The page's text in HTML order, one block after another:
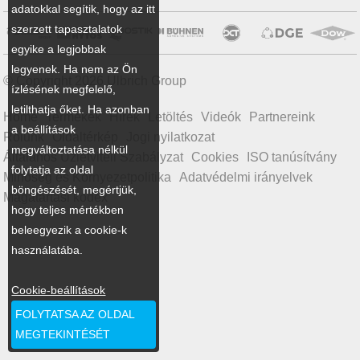
© Copyright 2026 Ulbrich Group
Home Termékek Hírek Letöltés Videók
Partnereink
Rólunk Oldaltérkép
Jogi nyilatkozat
Általános Üzletviteli Szabályzat
Cookies
ISO tanúsítvány
Minőség és Környezetpolitika
Adatvédelmi irányelvek
Magatartási kódex
adatokkal segítik, hogy az itt
szerzett tapasztalatok
egyike a legjobbak
legyenek. Ha nem az Ön
ízlésének megfelelő,
letilthatja őket. Ha azonban
a beállítások
megváltoztatása nélkül
folytatja az oldal
böngészését, megértjük,
hogy teljes mértékben
beleegyezik a cookie-k
használatába.
Cookie-beállítások
FOLYTATSA AZ OLDAL
MEGTEKINTÉSÉT